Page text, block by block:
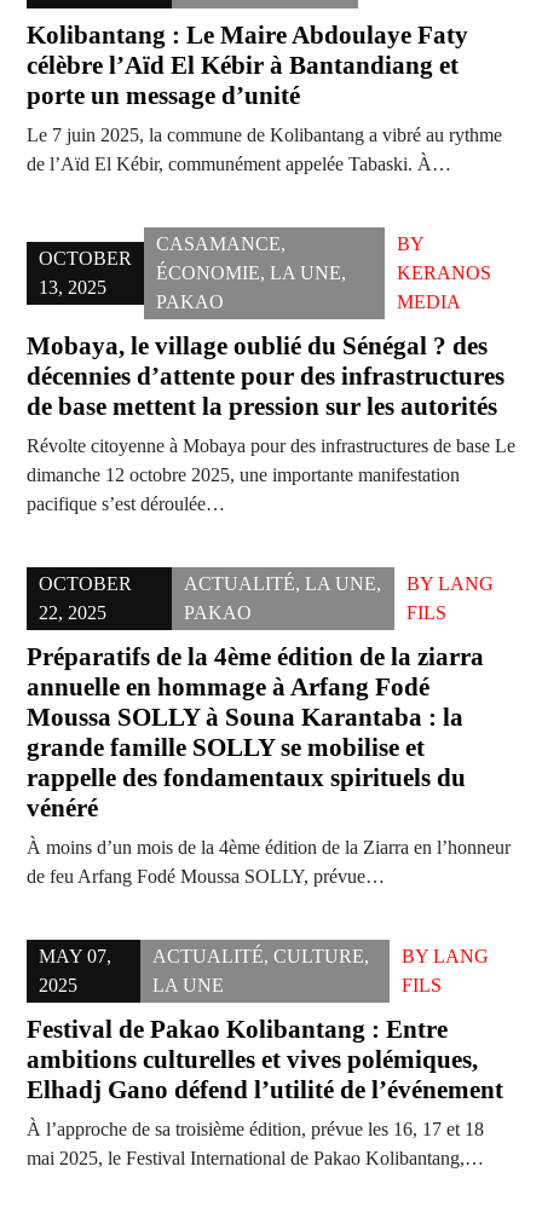
Kolibantang : Le Maire Abdoulaye Faty
célèbre l’Aïd El Kébir à Bantandiang et
porte un message d’unité
Le 7 juin 2025, la commune de Kolibantang a vibré au rythme
de l’Aïd El Kébir, communément appelée Tabaski. À…
OCTOBER
13, 2025
CASAMANCE,
ÉCONOMIE, LA UNE,
PAKAO
BY
KERANOS
MEDIA
Mobaya, le village oublié du Sénégal ? des
décennies d’attente pour des infrastructures
de base mettent la pression sur les autorités
Révolte citoyenne à Mobaya pour des infrastructures de base Le
dimanche 12 octobre 2025, une importante manifestation
pacifique s’est déroulée…
OCTOBER
22, 2025
ACTUALITÉ,LA UNE,
PAKAO
BYLANG
FILS
Préparatifs de la 4ème édition de la ziarra
annuelle en hommage à Arfang Fodé
Moussa SOLLY à Souna Karantaba : la
grande famille SOLLY se mobilise et
rappelle des fondamentaux spirituels du
vénéré
À moins d’un mois de la 4ème édition de la Ziarra en l’honneur
de feu Arfang Fodé Moussa SOLLY, prévue…
MAY 07,
2025
ACTUALITÉ, CULTURE,
LA UNE
BYLANG
FILS
Festival de Pakao Kolibantang : Entre
ambitions culturelles et vives polémiques,
Elhadj Gano défend l’utilité de l’événement
À l’approche de sa troisième édition, prévue les 16, 17 et 18
mai 2025, le Festival International de Pakao Kolibantang,…